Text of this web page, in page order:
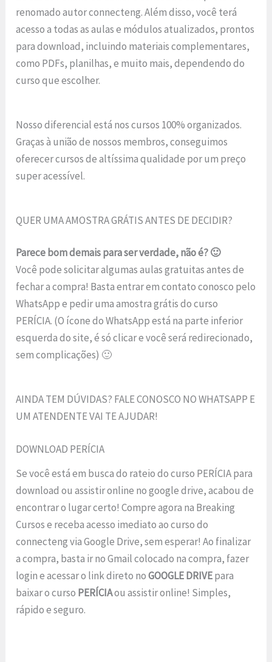
renomado autor connecteng. Além disso, você terá
acesso a todas as aulas e módulos atualizados, prontos
para download, incluindo materiais complementares,
como PDFs, planilhas, e muito mais, dependendo do
curso que escolher.
Nosso diferencial está nos cursos 100% organizados.
Graças à união de nossos membros, conseguimos
oferecer cursos de altíssima qualidade por um preço
super acessível.
QUER UMA AMOSTRA GRÁTIS ANTES DE DECIDIR?
Parece bom demais para ser verdade, não é? 🙂
Você pode solicitar algumas aulas gratuitas antes de
fechar a compra! Basta entrar em contato conosco pelo
WhatsApp e pedir uma amostra grátis do curso
PERÍCIA. (O ícone do WhatsApp está na parte inferior
esquerda do site, é só clicar e você será redirecionado,
sem complicações) 🙂
AINDA TEM DÚVIDAS? FALE CONOSCO NO WHATSAPP E
UM ATENDENTE VAI TE AJUDAR!
DOWNLOAD PERÍCIA
Se você está em busca do rateio do curso PERÍCIA para
download ou assistir online no google drive, acabou de
encontrar o lugar certo! Compre agora na Breaking
Cursos e receba acesso imediato ao curso do
connecteng via Google Drive, sem esperar! Ao finalizar
a compra, basta ir no Gmail colocado na compra, fazer
login e acessar o link direto noGOOGLE DRIVEpara
baixar o curso PERÍCIAou assistir online! Simples,
rápido e seguro.